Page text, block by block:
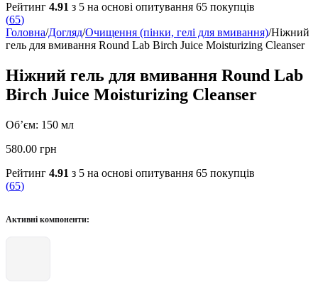
Рейтинг 4.91 з 5 на основі опитування 65 покупців
(65)
Головна/Догляд/Очищення (пінки, гелі для вмивання)/Ніжний
гель для вмивання Round Lab Birch Juice Moisturizing Cleanser
Ніжний гель для вмивання Round Lab
Birch Juice Moisturizing Cleanser
Об’єм: 150 мл
580.00 грн
Рейтинг 4.91 з 5 на основі опитування 65 покупців
(65)
Активні компоненти: